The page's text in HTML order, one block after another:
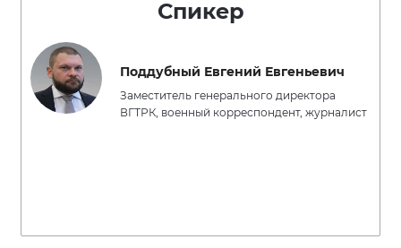
Спикер
Поддубный Евгений Евгеньевич
Заместитель генерального директора
ВГТРК, военный корреспондент, журналист